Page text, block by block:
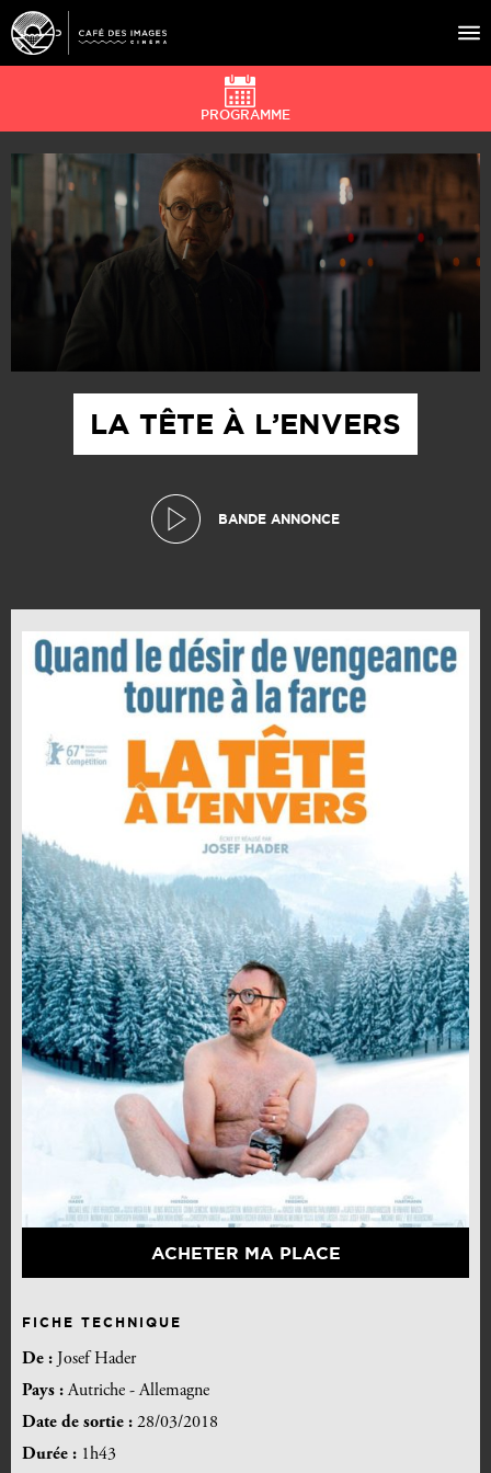
À L’AFFICHE
ÉVÉNEMENTS
CAFÉ DU CINÉ
PRATIQUE
ÉDUCATION AUX IMAGES
LA TÊTE À L’ENVERS
BANDE ANNONCE
ACHETER MA PLACE
FICHE TECHNIQUE
De : Josef Hader
Pays :Autriche - Allemagne
Date de sortie : 28/03/2018
Durée : 1h43
PROGRAMME